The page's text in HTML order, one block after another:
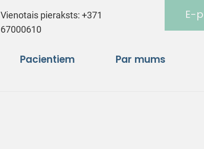
Vienotais pieraksts:+371
67000610
E-
Pacientiem Par mums